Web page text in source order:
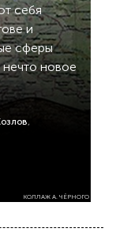
себя
и
сферы
новое
,
КОЛЛАЖ А. ЧЁРНОГО